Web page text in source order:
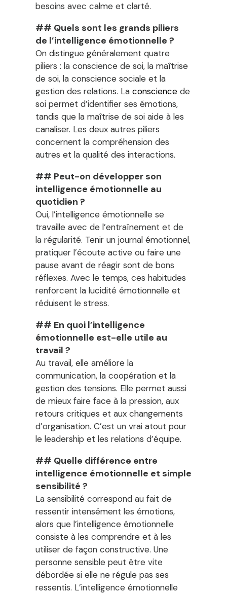
besoins avec calme et clarté.
## Quels sont les grands piliers
de l’intelligence émotionnelle ?
On distingue généralement quatre
piliers : la conscience de soi, la maîtrise
de soi, la conscience sociale et la
gestion des relations. La conscience de
soi permet d’identifier ses émotions,
tandis que la maîtrise de soi aide à les
canaliser. Les deux autres piliers
concernent la compréhension des
autres et la qualité des interactions.
## Peut-on développer son
intelligence émotionnelle au
quotidien ?
Oui, l’intelligence émotionnelle se
travaille avec de l’entraînement et de
la régularité. Tenir un journal émotionnel,
pratiquer l’écoute active ou faire une
pause avant de réagir sont de bons
réflexes. Avec le temps, ces habitudes
renforcent la lucidité émotionnelle et
réduisent le stress.
## En quoi l’intelligence
émotionnelle est-elle utile au
travail ?
Au travail, elle améliore la
communication, la coopération et la
gestion des tensions. Elle permet aussi
de mieux faire face à la pression, aux
retours critiques et aux changements
d’organisation. C’est un vrai atout pour
le leadership et les relations d’équipe.
## Quelle différence entre
intelligence émotionnelle et simple
sensibilité ?
La sensibilité correspond au fait de
ressentir intensément les émotions,
alors que l’intelligence émotionnelle
consiste à les comprendre et à les
utiliser de façon constructive. Une
personne sensible peut être vite
débordée si elle ne régule pas ses
ressentis. L’intelligence émotionnelle